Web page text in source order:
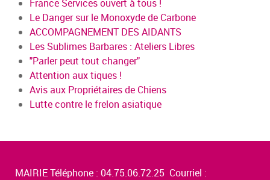
France Services ouvert à tous !
Le Danger sur le Monoxyde de Carbone
ACCOMPAGNEMENT DES AIDANTS
Les Sublimes Barbares : Ateliers Libres
"Parler peut tout changer"
Attention aux tiques !
Avis aux Propriétaires de Chiens
Lutte contre le frelon asiatique
MAIRIE Téléphone : 04.75.06.72.25 Courriel :